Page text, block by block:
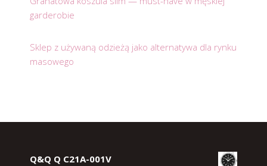
garderobie
Sklep z używaną odzieżą jako alternatywa dla rynku
masowego
Q&Q Q C21A-001V